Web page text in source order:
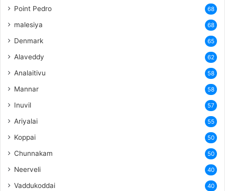
Point Pedro 68
malesiya 68
Denmark 65
Alaveddy 62
Analaitivu 58
Mannar 58
Inuvil 57
Ariyalai 55
Koppai 50
Chunnakam 50
Neerveli 40
Vaddukoddai 40